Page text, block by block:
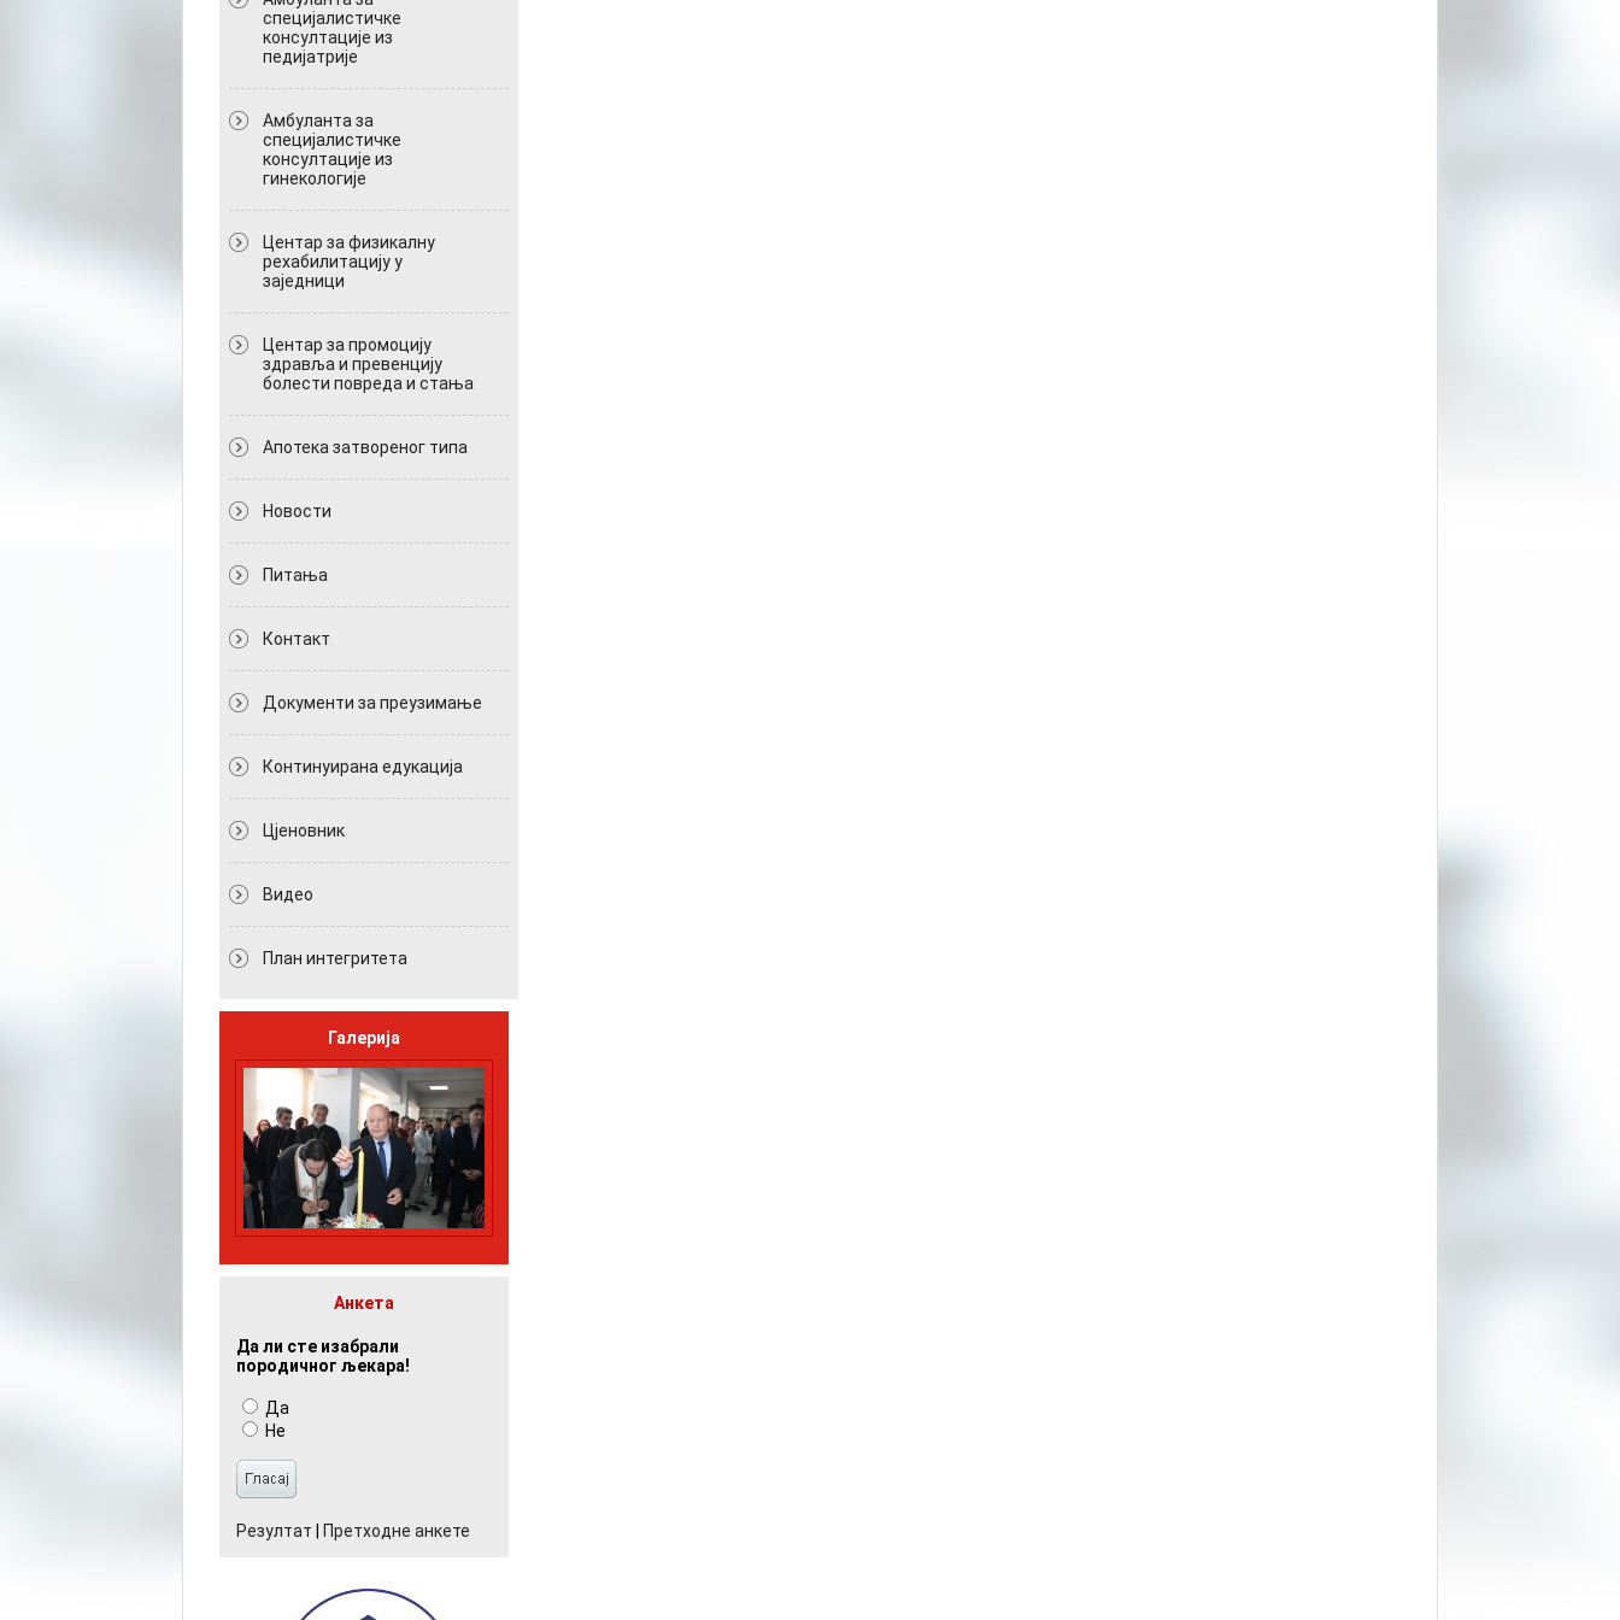
специјалистичке
консултације из
педијатрије
Амбуланта за
специјалистичке
консултације из
гинекологије
Центар за физикалну
рехабилитацију у
заједници
Центар за промоцију
здравља и превенцију
болести повреда и стања
Апотека затвореног типа
Новости
Питања
Контакт
Документи за преузимање
Континуирана едукација
Цјеновник
Видео
План интегритета
Галерија
Анкета
Да ли сте изабрали
породичног љекара!
Да
Не
Резултат Претходне анкете